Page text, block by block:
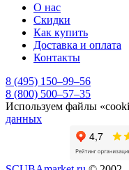
О нас
Скидки
Как купить
Доставка и оплата
Контакты
8 (495) 150–99–56
8 (800) 500–57–35
Используем файлы
данных